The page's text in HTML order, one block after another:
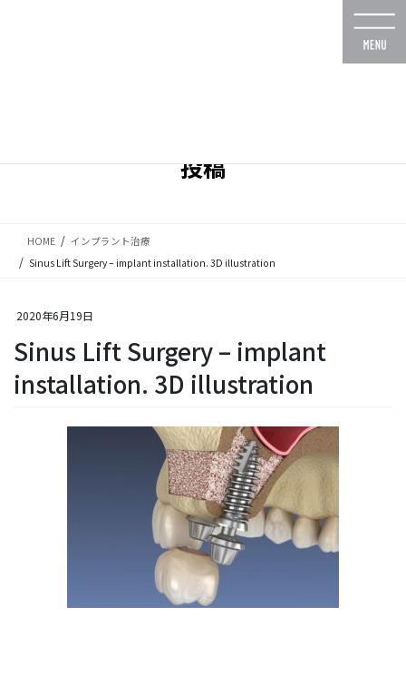
移
投稿
HOME
インプラント治療
Sinus Lift Surgery – implant installation. 3D illustration
2020年6月19日
Sinus Lift Surgery – implant
installation. 3D illustration